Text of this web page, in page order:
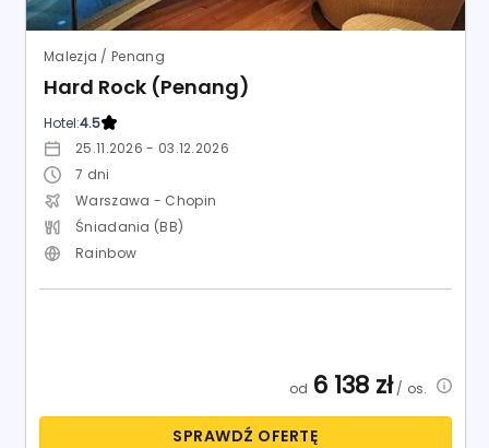
Malezja / Penang
Hard Rock (Penang)
Hotel:4.5
25.11.2026 - 03.12.2026
7 dni
Warszawa - Chopin
Śniadania (BB)
Rainbow
od 6 138 zł/ os.
SPRAWDŹ OFERTĘ